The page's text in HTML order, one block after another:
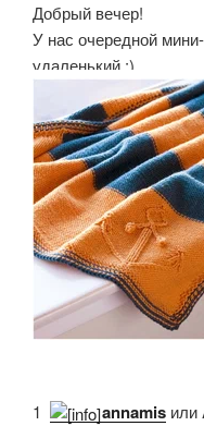
Добрый вечер!
У нас очередной
удаленький :)
1. annamis или